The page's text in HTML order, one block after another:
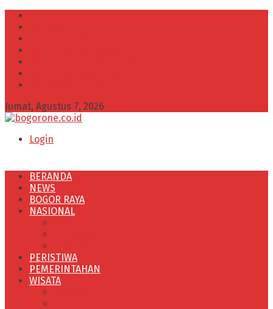
Jumat, Agustus 7, 2026
Login
BERANDA
NEWS
BOGOR RAYA
NASIONAL
PERISTIWA
PEMERINTAHAN
WISATA